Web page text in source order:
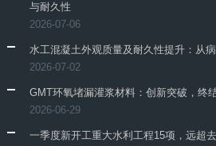
与耐久性
2026-07-06
水工混凝土外观质量及耐久性提升：从
2026-07-02
GMT环氧堵漏灌浆材料：创新突破，终
2026-06-29
一季度新开工重大水利工程15项，远超